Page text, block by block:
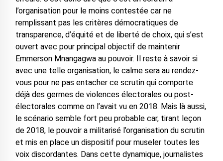
l’organisation pour le moins contestée car ne
remplissant pas les critères démocratiques de
transparence, d’équité et de liberté de choix, qui s’est
ouvert avec pour principal objectif de maintenir
Emmerson Mnangagwa au pouvoir. Il reste à savoir si
avec une telle organisation, le calme sera au rendez-
vous pour ne pas entacher ce scrutin qui comporte
déjà des germes de violences électorales ou post-
électorales comme on l’avait vu en 2018. Mais là aussi,
le scénario semble fort peu probable car, tirant leçon
de 2018, le pouvoir a militarisé l’organisation du scrutin
et mis en place un dispositif pour museler toutes les
voix discordantes. Dans cette dynamique, journalistes